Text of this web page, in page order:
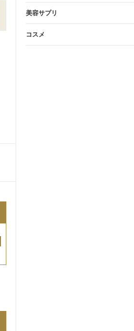
美容サプリ
コスメ